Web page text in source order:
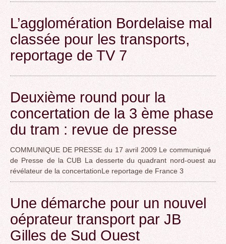
L’agglomération Bordelaise mal
classée pour les transports,
reportage de TV 7
Deuxième round pour la
concertation de la 3 ème phase
du tram : revue de presse
COMMUNIQUE DE PRESSE du 17 avril 2009 Le communiqué
de Presse de la CUB La desserte du quadrant nord-ouest au
révélateur de la concertationLe reportage de France 3
Une démarche pour un nouvel
oéprateur transport par JB
Gilles de Sud Ouest